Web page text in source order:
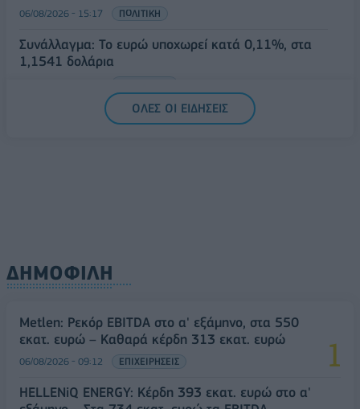
06/08/2026 - 15:17 ΠΟΛΙΤΙΚΗ
Συνάλλαγμα: Το ευρώ υποχωρεί κατά 0,11%, στα
1,1541 δολάρια
ΟΛΕΣ ΟΙ ΕΙΔΗΣΕΙΣ
ΔΗΜΟΦΙΛΗ
Metlen: Ρεκόρ EBITDA στο α' εξάμηνο, στα 550
εκατ. ευρώ – Καθαρά κέρδη 313 εκατ. ευρώ
06/08/2026 - 09:12 ΕΠΙΧΕΙΡΗΣΕΙΣ
HELLENiQ ENERGY: Κέρδη 393 εκατ. ευρώ στο α'